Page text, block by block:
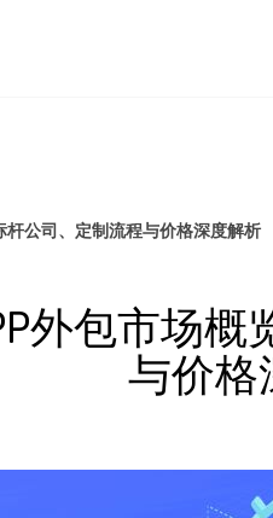
杆公司、定制流程与价格深度解析
外包市场概
与价格